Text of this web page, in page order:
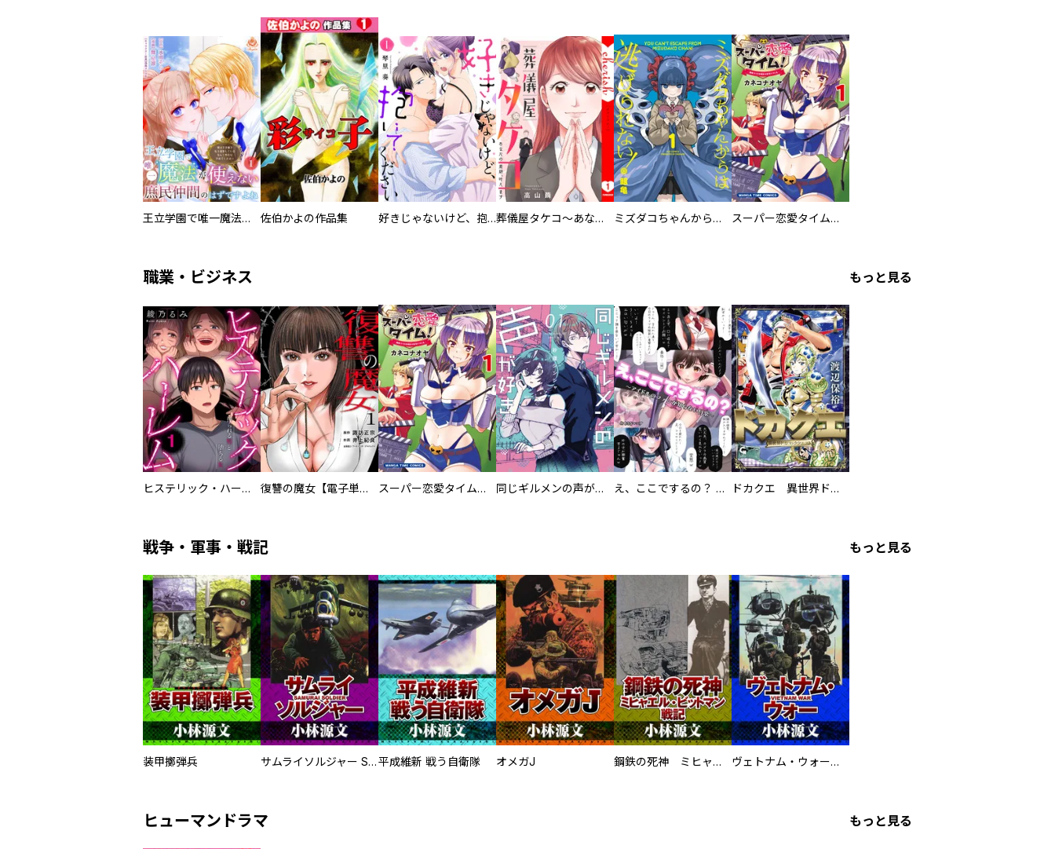
王立学園で唯一魔法が使えない庶民仲間のはずですよね～実は王子様で私を溺愛しているなんて告白はやめてください～ 佐伯かよの作品集 好きじゃないけど、抱いてください【電子単行本版／特典おまけ付き】 葬儀屋タケコ～あなたの最期、叶えます【電子単行本版】 ミズダコちゃんからは逃げられない！ スーパー恋愛タイム！～現場でドＳな彼女は自宅でデレる～
職業・ビジネス もっと見る
ヒステリック・ハーレム～搾られる男と堕ちる女～【電子単行本版】 復讐の魔女【電子単行本版】 スーパー恋愛タイム！～現場でドＳな彼女は自宅でデレる～ 同じギルメンの声が好き え、ここでするの？ アイドルのファンが知らない日常 ドカクエ 異世界ドカコッククエスト
戦争・軍事・戦記 もっと見る
装甲擲弾兵 サムライソルジャー SAMURAI SOLDIER平成維新 戦う自衛隊 オメガJ 鋼鉄の死神 ミヒャエル・ビットマン戦記 ヴェトナム・ウォー VIETNAM WAR
ヒューマンドラマ もっと見る